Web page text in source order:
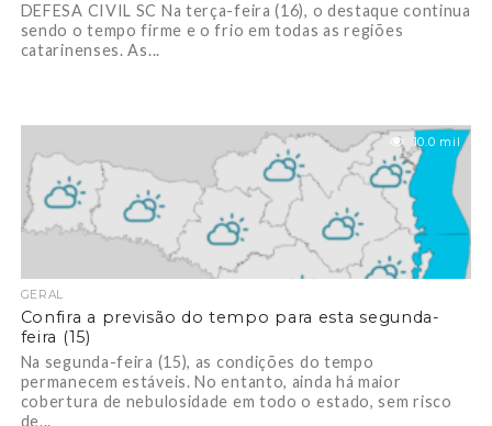
DEFESA CIVIL SC Na terça-feira (16), o destaque continua
sendo o tempo firme e o frio em todas as regiões
catarinenses. As...
10.0 mil
GERAL
Confira a previsão do tempo para esta segunda-
feira (15)
Na segunda-feira (15), as condições do tempo
permanecem estáveis. No entanto, ainda há maior
cobertura de nebulosidade em todo o estado, sem risco
de...